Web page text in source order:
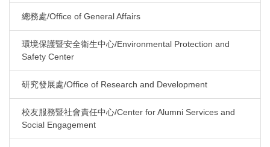
總務處/Office of General Affairs
環境保護暨安全衛生中心/Environmental Protection and
Safety Center
研究發展處/Office of Research and Development
校友服務暨社會責任中心/Center for Alumni Services and
Social Engagement